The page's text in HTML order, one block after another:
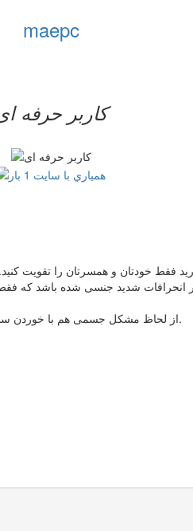
maepc
کاربر حرفه
انحرافات شدید جنسی شده باشد که
از لحاظ مشکل جسمی هم با خوردن سبزیجات،گوشت،غذاهای گرم،روغن کنجد و انجام ورزش روزانه به تقویت قوای جسمی تان کمک کنید.